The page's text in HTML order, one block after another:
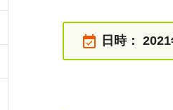
event_available 日時：